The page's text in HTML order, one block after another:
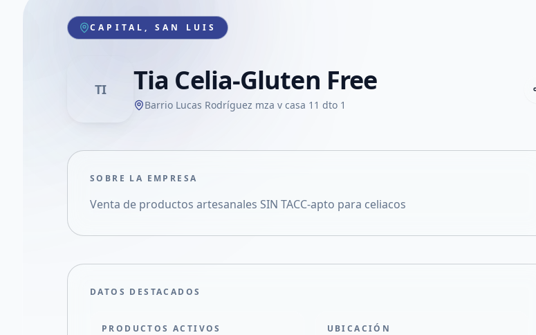
CAPITAL, SAN LUIS
TI Tia Celia-Gluten Free
Barrio Lucas Rodríguez mza v casa 11 dto 1
SOBRE LA EMPRESA
Venta de productos artesanales SIN TACC-apto para celiacos
DATOS DESTACADOS
PRODUCTOS ACTIVOS UBICACIÓN